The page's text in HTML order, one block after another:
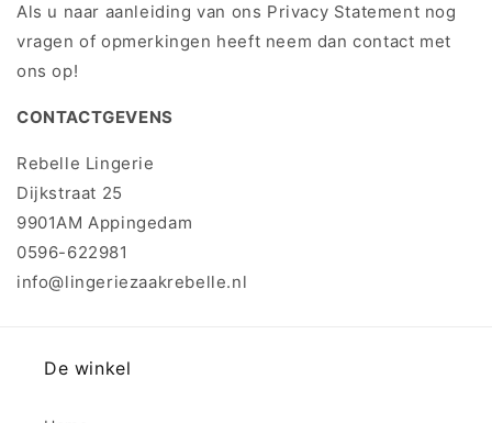
Als u naar aanleiding van ons Privacy Statement nog
vragen of opmerkingen heeft neem dan contact met
ons op!
CONTACTGEVENS
Rebelle Lingerie
Dijkstraat 25
9901AM Appingedam
0596-622981
info@lingeriezaakrebelle.nl
De winkel